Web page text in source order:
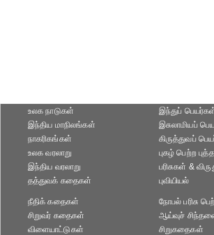
உலக நாடுகள்
இந்திய மாநிலங்கள்
நாகரிகங்கள்
இந்துப்
இசுலாமியப்
கிருத்துவப்
உலக வரலாறு
இந்திய வரலாறு
தத்துவக் கதைகள்
புகழ் பெற்ற
பரிசுகள் &
புவியியல்
நீதிக் கதைகள்
சிறுவர் கதைகள்
விளையாட்டுகள்
நோபல் பரிசு‎
ஆய்வுச்
சிறுகதைகள்